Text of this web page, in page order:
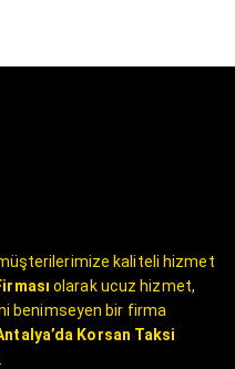
kaliteli hizmet
olarak ucuz hizmet,
benimseyen bir firma
Korsan Taksi